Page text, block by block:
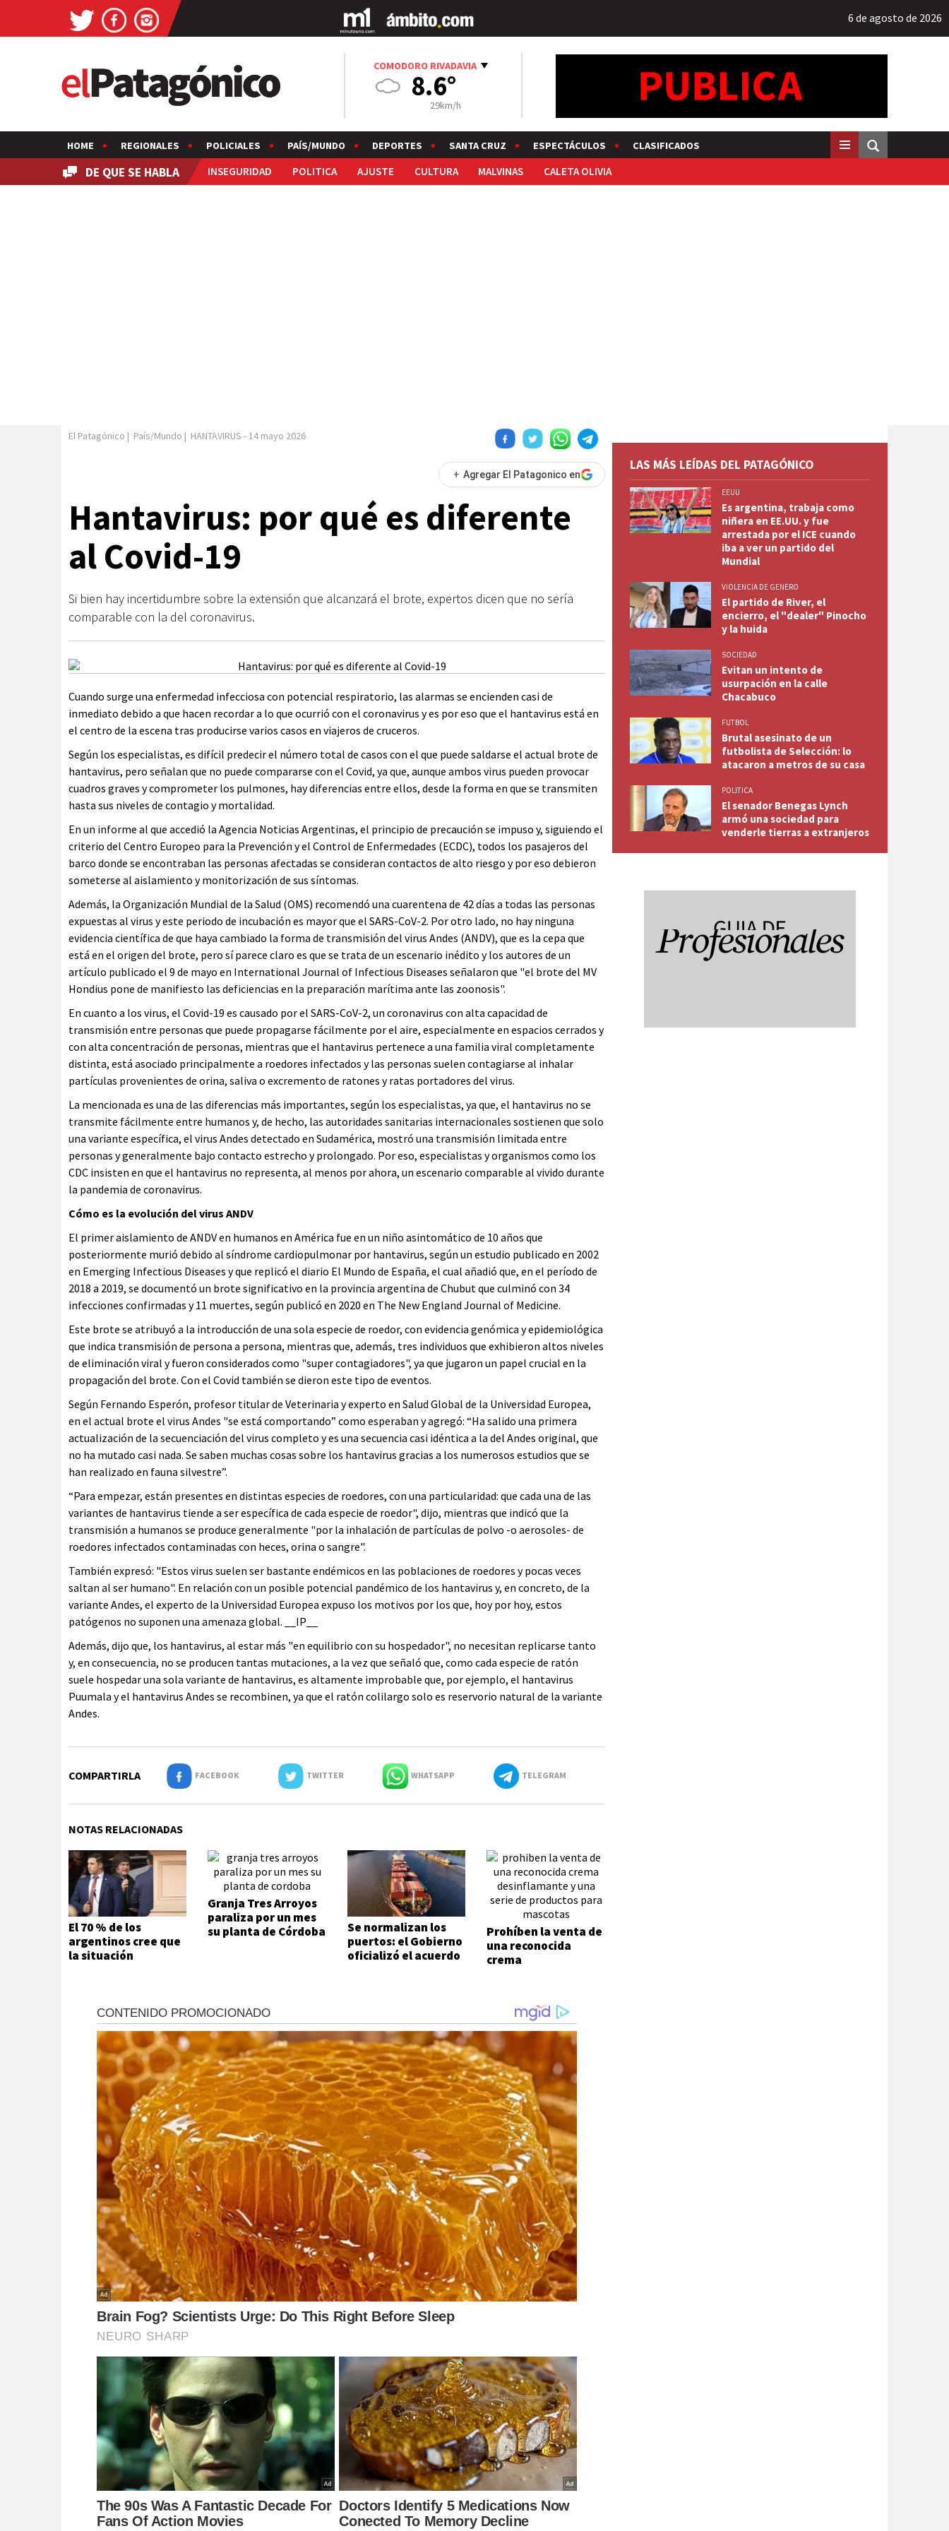
6 de agosto de 2026
COMODORO RIVADAVIA
8.6°
29km/h
HOME REGIONALES POLICIALES PAÍS/MUNDO DEPORTES SANTA CRUZ ESPECTÁCULOS CLASIFICADOS
DE QUE SE HABLA INSEGURIDAD POLITICA AJUSTE CULTURA MALVINAS CALETA OLIVIA
El Patagónico | País/Mundo | HANTAVIRUS - 14 mayo 2026
+ Agregar El Patagonico en
Hantavirus: por qué es diferente
al Covid-19
Si bien hay incertidumbre sobre la extensión que alcanzará el brote, expertos dicen que no sería
comparable con la del coronavirus.
Cuando surge una enfermedad infecciosa con potencial respiratorio, las alarmas se encienden casi de
inmediato debido a que hacen recordar a lo que ocurrió con el coronavirus y es por eso que el hantavirus está en
el centro de la escena tras producirse varios casos en viajeros de cruceros.
Según los especialistas, es difícil predecir el número total de casos con el que puede saldarse el actual brote de
hantavirus, pero señalan que no puede compararse con el Covid, ya que, aunque ambos virus pueden provocar
cuadros graves y comprometer los pulmones, hay diferencias entre ellos, desde la forma en que se transmiten
hasta sus niveles de contagio y mortalidad.
En un informe al que accedió la Agencia Noticias Argentinas, el principio de precaución se impuso y, siguiendo el
criterio del Centro Europeo para la Prevención y el Control de Enfermedades (ECDC), todos los pasajeros del
barco donde se encontraban las personas afectadas se consideran contactos de alto riesgo y por eso debieron
someterse al aislamiento y monitorización de sus síntomas.
Además, la Organización Mundial de la Salud (OMS) recomendó una cuarentena de 42 días a todas las personas
expuestas al virus y este periodo de incubación es mayor que el SARS-CoV-2. Por otro lado, no hay ninguna
evidencia científica de que haya cambiado la forma de transmisión del virus Andes (ANDV), que es la cepa que
está en el origen del brote, pero sí parece claro es que se trata de un escenario inédito y los autores de un
artículo publicado el 9 de mayo en International Journal of Infectious Diseases señalaron que "el brote del MV
Hondius pone de manifiesto las deficiencias en la preparación marítima ante las zoonosis".
En cuanto a los virus, el Covid-19 es causado por el SARS-CoV-2, un coronavirus con alta capacidad de
transmisión entre personas que puede propagarse fácilmente por el aire, especialmente en espacios cerrados y
con alta concentración de personas, mientras que el hantavirus pertenece a una familia viral completamente
distinta, está asociado principalmente a roedores infectados y las personas suelen contagiarse al inhalar
partículas provenientes de orina, saliva o excremento de ratones y ratas portadores del virus.
La mencionada es una de las diferencias más importantes, según los especialistas, ya que, el hantavirus no se
transmite fácilmente entre humanos y, de hecho, las autoridades sanitarias internacionales sostienen que solo
una variante específica, el virus Andes detectado en Sudamérica, mostró una transmisión limitada entre
personas y generalmente bajo contacto estrecho y prolongado. Por eso, especialistas y organismos como los
CDC insisten en que el hantavirus no representa, al menos por ahora, un escenario comparable al vivido durante
la pandemia de coronavirus.
Cómo es la evolución del virus ANDV
El primer aislamiento de ANDV en humanos en América fue en un niño asintomático de 10 años que
posteriormente murió debido al síndrome cardiopulmonar por hantavirus, según un estudio publicado en 2002
en Emerging Infectious Diseases y que replicó el diario El Mundo de España, el cual añadió que, en el período de
2018 a 2019, se documentó un brote significativo en la provincia argentina de Chubut que culminó con 34
infecciones confirmadas y 11 muertes, según publicó en 2020 en The New England Journal of Medicine.
Este brote se atribuyó a la introducción de una sola especie de roedor, con evidencia genómica y epidemiológica
que indica transmisión de persona a persona, mientras que, además, tres individuos que exhibieron altos niveles
de eliminación viral y fueron considerados como "super contagiadores", ya que jugaron un papel crucial en la
propagación del brote. Con el Covid también se dieron este tipo de eventos.
Según Fernando Esperón, profesor titular de Veterinaria y experto en Salud Global de la Universidad Europea,
en el actual brote el virus Andes "se está comportando” como esperaban y agregó: “Ha salido una primera
actualización de la secuenciación del virus completo y es una secuencia casi idéntica a la del Andes original, que
no ha mutado casi nada. Se saben muchas cosas sobre los hantavirus gracias a los numerosos estudios que se
han realizado en fauna silvestre”.
“Para empezar, están presentes en distintas especies de roedores, con una particularidad: que cada una de las
variantes de hantavirus tiende a ser específica de cada especie de roedor", dijo, mientras que indicó que la
transmisión a humanos se produce generalmente "por la inhalación de partículas de polvo -o aerosoles- de
roedores infectados contaminadas con heces, orina o sangre".
También expresó: "Estos virus suelen ser bastante endémicos en las poblaciones de roedores y pocas veces
saltan al ser humano". En relación con un posible potencial pandémico de los hantavirus y, en concreto, de la
variante Andes, el experto de la Universidad Europea expuso los motivos por los que, hoy por hoy, estos
patógenos no suponen una amenaza global. __IP__
Además, dijo que, los hantavirus, al estar más "en equilibrio con su hospedador", no necesitan replicarse tanto
y, en consecuencia, no se producen tantas mutaciones, a la vez que señaló que, como cada especie de ratón
suele hospedar una sola variante de hantavirus, es altamente improbable que, por ejemplo, el hantavirus
Puumala y el hantavirus Andes se recombinen, ya que el ratón colilargo solo es reservorio natural de la variante
Andes.
COMPARTIRLA FACEBOOK TWITTER WHATSAPP TELEGRAM
NOTAS RELACIONADAS
El 70 % de los
argentinos cree que
la situación
Granja Tres Arroyos
paraliza por un mes
su planta de Córdoba
Se normalizan los
puertos: el Gobierno
oficializó el acuerdo
Prohíben la venta de
una reconocida
crema
para mascotas
LAS MÁS LEÍDAS DEL PATAGÓNICO
EEUU
Es argentina, trabaja como
niñera en EE.UU. y fue
arrestada por el ICE cuando
iba a ver un partido del
Mundial
VIOLENCIA DE GENERO
El partido de River, el
encierro, el "dealer" Pinocho
y la huida
SOCIEDAD
Evitan un intento de
usurpación en la calle
Chacabuco
FUTBOL
Brutal asesinato de un
futbolista de Selección: lo
atacaron a metros de su casa
POLITICA
El senador Benegas Lynch
armó una sociedad para
venderle tierras a extranjeros